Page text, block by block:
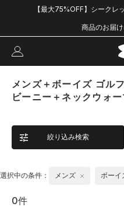
【最大75%OFF】シークレ
商品のお届
メンズ＋ボーイズ ゴル
ビーニー＋ネックウォー
絞り込み検索
選択中の条件： メンズ ボーイ
0件